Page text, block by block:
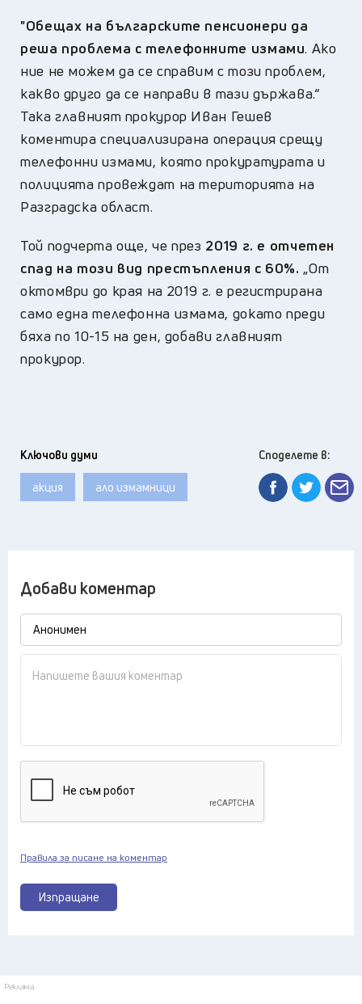
"Обещах на българските пенсионери да
реша проблема с телефонните измами. Ако
ние не можем да се справим с този проблем,
какво друго да се направи в тази държава.“
Така главният прокурор Иван Гешев
коментира специализирана операция срещу
телефонни измами, която прокуратурата и
полицията провеждат на територията на
Разградска област.
Той подчерта още, че през 2019 г. е отчетен
спад на този вид престъпления с 60%. „От
октомври до края на 2019 г. е регистрирана
само една телефонна измама, докато преди
бяха по 10-15 на ден, добави главният
прокурор.
Ключови думи
акция ало измамници
Споделете в:
Добави коментар
Изпращане
Правила за писане на коментар
Реклама